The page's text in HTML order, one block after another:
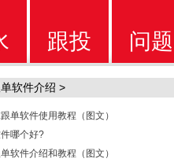
跟投
软件
问题
问题
软件介绍 >
单软件使用教程（图文）
哪个好?
软件介绍和教程（图文）